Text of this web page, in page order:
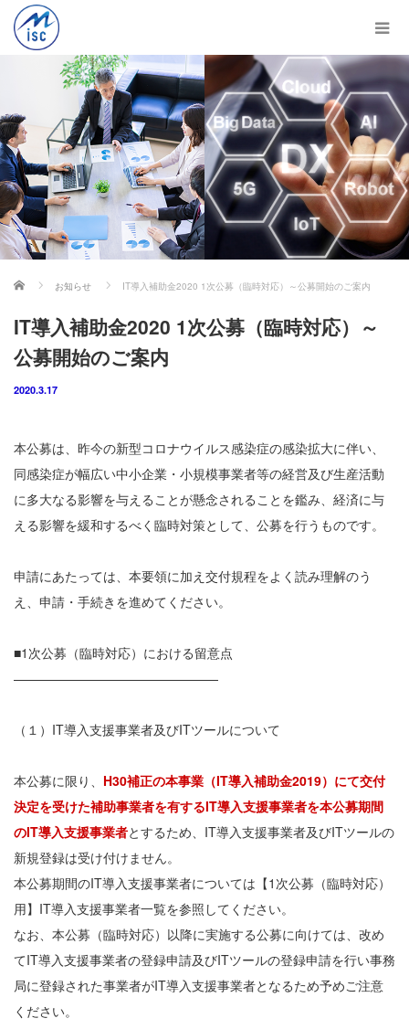
ホーム お知らせ IT導入補助金2020 1次公募（臨時対応）～公募開始のご案内
IT導入補助金2020 1次公募（臨時対応）～
公募開始のご案内
2020.3.17
本公募は、昨今の新型コロナウイルス感染症の感染拡大に伴い、
同感染症が幅広い中小企業・小規模事業者等の経営及び生産活動
に多大なる影響を与えることが懸念されることを鑑み、経済に与
える影響を緩和するべく臨時対策として、公募を行うものです。
申請にあたっては、本要領に加え交付規程をよく読み理解のう
え、申請・手続きを進めてください。
■1次公募（臨時対応）における留意点
————————————————
（１）IT導入支援事業者及びITツールについて
本公募に限り、 H30補正の本事業（IT導入補助金2019）にて交付
決定を受けた補助事業者を有するIT導入支援事業者を本公募期間
のIT導入支援事業者とするため、IT導入支援事業者及びITツールの
新規登録は受け付けません。
本公募期間のIT導入支援事業者については【1次公募（臨時対応）
用】IT導入支援事業者一覧を参照してください。
なお、本公募（臨時対応）以降に実施する公募に向けては、改め
てIT導入支援事業者の登録申請及びITツールの登録申請を行い事務
局に登録された事業者がIT導入支援事業者となるため予めご注意
ください。